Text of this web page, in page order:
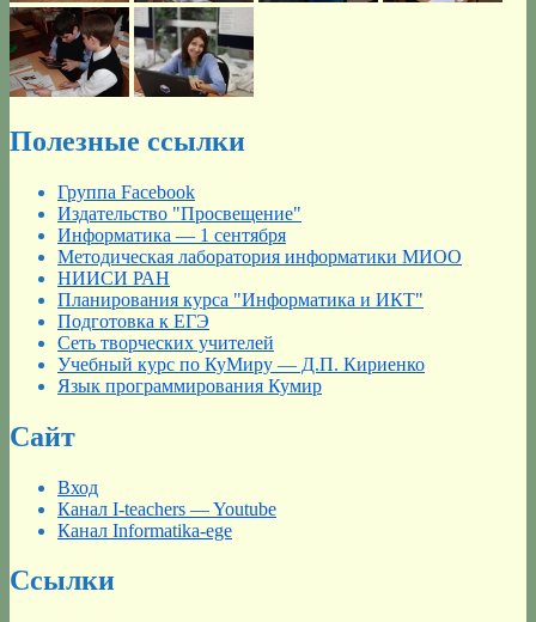
Полезные ссылки
Группа Facebook
Издательство "Просвещение"
Информатика — 1 сентября
Методическая лаборатория информатики МИОО
НИИСИ РАН
Планирования курса "Информатика и ИКТ"
Подготовка к ЕГЭ
Сеть творческих учителей
Учебный курс по КуМиру — Д.П. Кириенко
Язык программирования Кумир
Сайт
Вход
Канал I-teachers — Youtube
Канал Informatika-ege
Ссылки